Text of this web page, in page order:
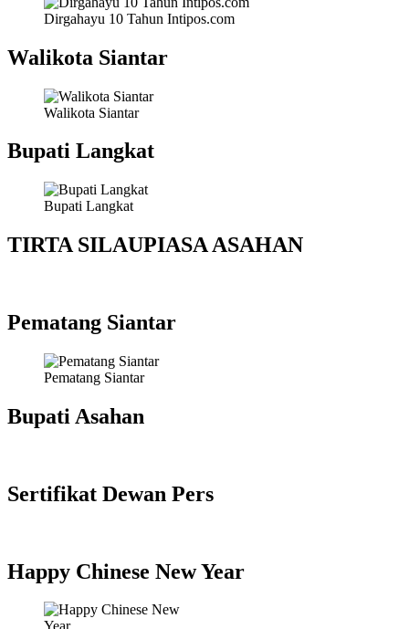
Dirgahayu 10 Tahun Intipos.com
Walikota Siantar
Walikota Siantar
Bupati Langkat
Bupati Langkat
TIRTA SILAUPIASA ASAHAN
Pematang Siantar
Pematang Siantar
Bupati Asahan
Sertifikat Dewan Pers
Happy Chinese New Year